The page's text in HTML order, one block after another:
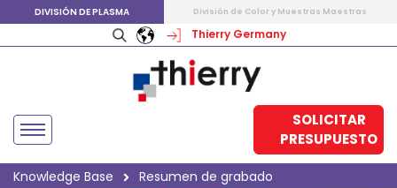
DIVISIÓN DE PLASMA División de Color y Muestras Maestras
Thierry Germany
SOLICITAR
PRESUPUESTO
Knowledge Base Resumen de grabado